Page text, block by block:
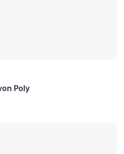
Poly